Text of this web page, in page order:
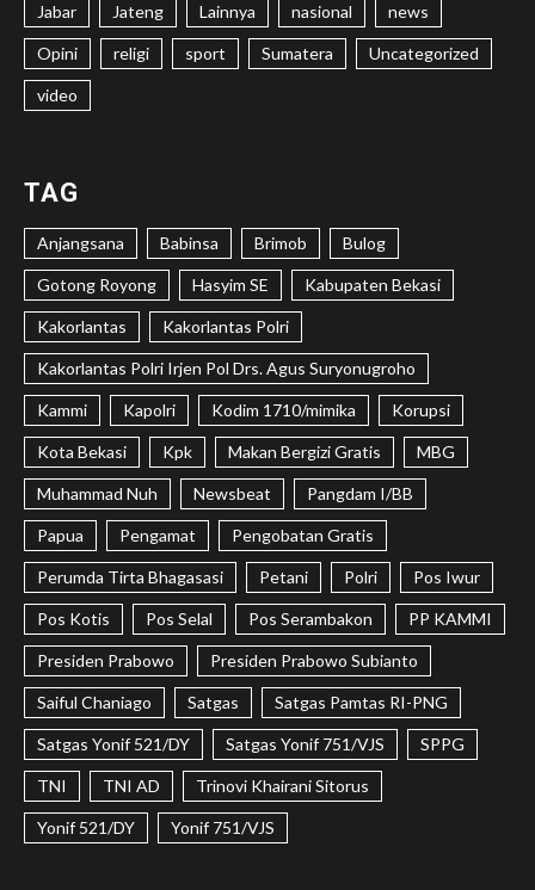
Jabar Jateng Lainnya nasional news
Opini religi sport Sumatera Uncategorized
video
TAG
Anjangsana Babinsa Brimob Bulog
Gotong Royong Hasyim SE Kabupaten Bekasi
Kakorlantas Kakorlantas Polri
Kakorlantas Polri Irjen Pol Drs. Agus Suryonugroho
Kammi Kapolri Kodim 1710/mimika Korupsi
Kota Bekasi Kpk Makan Bergizi Gratis MBG
Muhammad Nuh Newsbeat Pangdam I/BB
Papua Pengamat Pengobatan Gratis
Perumda Tirta Bhagasasi Petani Polri Pos Iwur
Pos Kotis Pos Selal Pos Serambakon PP KAMMI
Presiden Prabowo Presiden Prabowo Subianto
Saiful Chaniago Satgas Satgas Pamtas RI-PNG
Satgas Yonif 521/DY Satgas Yonif 751/VJS SPPG
TNI TNI AD Trinovi Khairani Sitorus
Yonif 521/DY Yonif 751/VJS